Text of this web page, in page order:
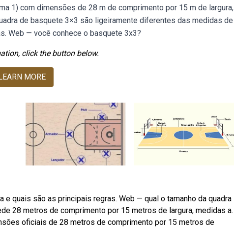
1) com dimensões de 28 m de comprimento por 15 m de largura,
de basquete 3×3 são ligeiramente diferentes das medidas de
Web — você conhece o basquete 3x3?
click the button below.
MORE
e quais são as principais regras. Web — qual o tamanho da quadra
28 metros de comprimento por 15 metros de largura, medidas a.
oficiais de 28 metros de comprimento por 15 metros de